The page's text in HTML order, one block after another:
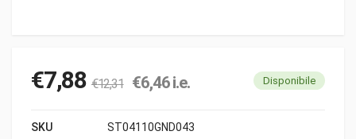
€7,88 €12,31 €6,46i.e. Disponibile
SKU ST04110GND043